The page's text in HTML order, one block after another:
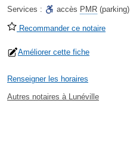
Services : accès PMR (parking)
Recommander ce notaire
Améliorer cette fiche
Renseigner les horaires
Autres notaires à Lunéville